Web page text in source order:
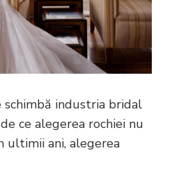
schimbă industria bridal
ce alegerea rochiei nu
ultimii ani, alegerea